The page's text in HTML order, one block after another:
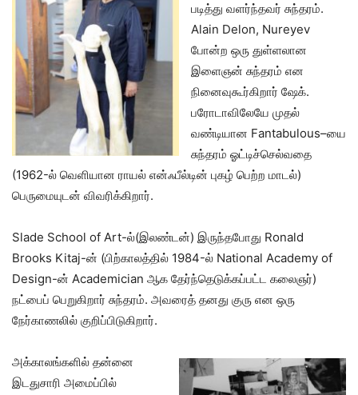
படித்து வளர்ந்தவர் சுந்தரம்.
Alain Delon, Nureyev
போன்ற ஒரு துள்ளலான
இளைஞன் சுந்தரம் என
நினைவுகூர்கிறார் ஷேக்.
பரோடாவிலேயே முதல்
வண்டியான Fantabulous–யை
சுந்தரம் ஓட்டிச்செல்வதை
(1962-ல் வெளியான ராயல் என்ஃபீல்டின் புகழ் பெற்ற மாடல்)
பெருமையுடன் விவரிக்கிறார்.
Slade School of Art-ல்(இலண்டன்) இருந்தபோது Ronald
Brooks Kitaj-ன் (பிற்காலத்தில் 1984-ல் National Academy of
Design-ன் Academician ஆக தேர்ந்தெடுக்கப்பட்ட கலைஞர்)
நட்பைப் பெறுகிறார் சுந்தரம். அவரைத் தனது குரு என ஒரு
நேர்காணலில் குறிப்பிடுகிறார்.
அக்காலங்களில் தன்னை
இடதுசாரி அமைப்பில்